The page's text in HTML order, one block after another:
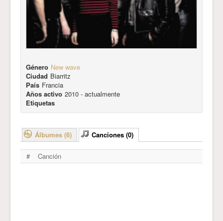
Género New wave
Ciudad Biarritz
País Francia
Años activo 2010 - actualmente
Etiquetas
Álbumes (6) Canciones (0)
# Canción